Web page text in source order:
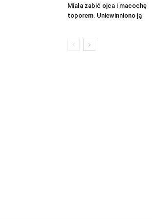
Miała zabić ojca i macochę
toporem. Uniewinniono ją